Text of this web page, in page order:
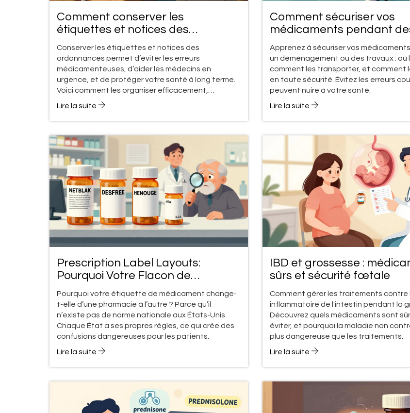
Comment conserver les
étiquettes et notices des
ordonnances pour une référence
future
Conserver les étiquettes et notices des
ordonnances permet d’éviter les erreurs
médicamenteuses, d’aider les médecins en
urgence, et de protéger votre santé à long terme.
Voici comment les organiser efficacement,
physiquement et numériquement.
Lire la suite
Comment sécuriser vos
médicaments pendant
travaux ou un
Apprenez à sécuriser vos
un déménagement ou des travaux : où
comment les transporter, et comment
en toute sécurité. Évitez les erreurs
peuvent nuire à votre santé.
Lire la suite
Prescription Label Layouts:
Pourquoi Votre Flacon de
Médicament N'a Pas le Même
Aspect Partout
Pourquoi votre étiquette de médicament change-
t-elle d’une pharmacie à l’autre ? Parce qu’il
n’existe pas de norme nationale aux États-Unis.
Chaque État a ses propres règles, ce qui crée des
confusions dangereuses pour les patients.
Lire la suite
IBD et grossesse :
sûrs et sécurité fœtale
Comment gérer les traitements contre
inflammatoire de l'intestin pendant la
Découvrez quels médicaments sont
éviter, et pourquoi la maladie non
plus dangereuse que les traitements.
Lire la suite